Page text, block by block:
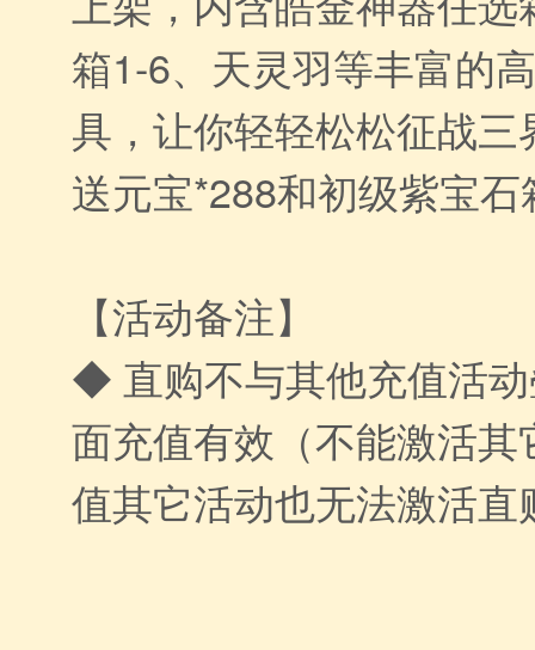
箱1-6、天灵羽等丰富的
具，让你轻轻松松征战
送元宝*288和初级紫宝
【活动备注】
◆ 直购不与其他充值活
面充值有效（不能激活
值其它活动也无法激活直